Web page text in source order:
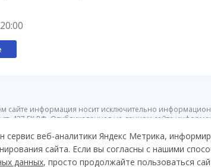
сайте информация носит исключительно
437 ГК РФ. Опубликованная на данном сайте
ЖК Положение об обработке персональных
сервис веб-аналитики Яндекс Метрика,
сайта. Если вы согласны с нашими
данных, просто продолжайте пользоваться